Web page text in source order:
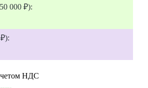
000 ₽):
НДС